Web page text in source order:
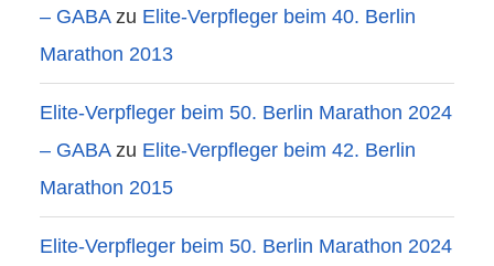
– GABAzu Elite-Verpfleger beim 40. Berlin
Marathon 2013
Elite-Verpfleger beim 50. Berlin Marathon 2024
– GABAzu Elite-Verpfleger beim 42. Berlin
Marathon 2015
Elite-Verpfleger beim 50. Berlin Marathon 2024